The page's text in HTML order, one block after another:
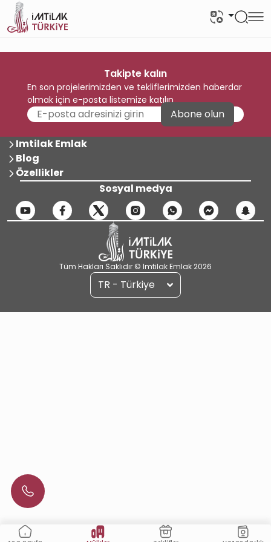
Takipte kalın
En son projelerimizden ve tekliflerimizden haberdar
olmak için e-posta listemize katılın
Abone olun
Imtilak Emlak
Blog
Özellikler
Sosyal medya
Tüm Hakları Saklıdır © Imtilak Emlak 2026
TR - Türkiye